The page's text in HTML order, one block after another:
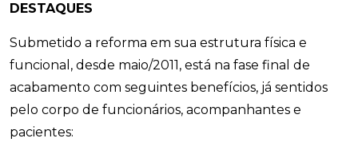
DESTAQUES
Submetido a reforma em sua estrutura física e
funcional, desde maio/2011, está na fase final de
acabamento com seguintes benefícios, já sentidos
pelo corpo de funcionários, acompanhantes e
pacientes: